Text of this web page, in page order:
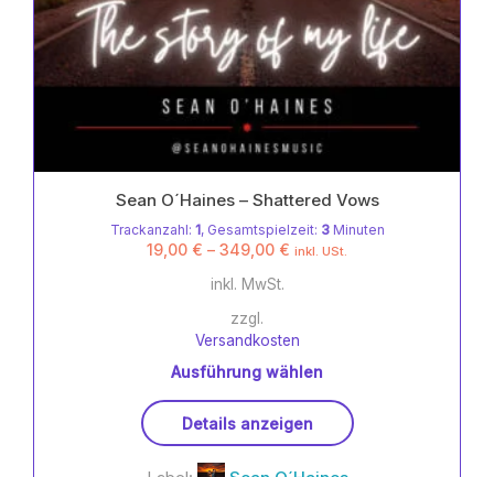
Sean O´Haines – Shattered Vows
Trackanzahl: 1, Gesamtspielzeit: 3Minuten
19,00 € – 349,00 € inkl. USt.
inkl. MwSt.
zzgl.
Versandkosten
Ausführung wählen
Produkt
Details anzeigen